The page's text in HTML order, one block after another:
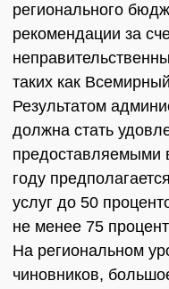
регионального
рекомендации за
таких как
Результатом
должна стать
предоставляемыми
году
услуг до 50
не менее 75
На региональном
чиновников,